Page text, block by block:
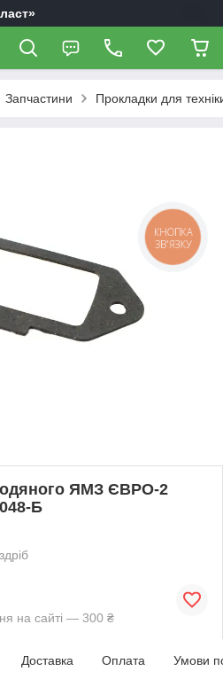
Запчастини Прокладки для
ЯМЗ ЄВРО-2
Б
на сайті — 300 ₴
Доставка Оплата Умови
КНОПКА
ЗВ'ЯЗКУ